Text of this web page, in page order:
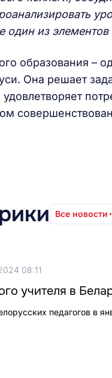
один из
образования –
Она решает
Все новости
08:11
учителя в
педагогов в